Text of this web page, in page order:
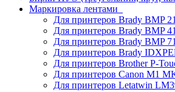
Маркировка лентами
Для принтеров Brady BMP
Для принтеров Brady BMP
Для принтеров Brady BMP 71
Для принтеров Brady
Для принтеров Brother P-
Для принтеров Canon M1
Для принтеров Letatwin